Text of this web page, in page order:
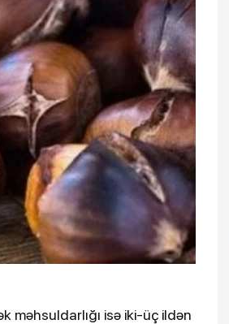
məhsuldarlığı isə iki-üç ildən